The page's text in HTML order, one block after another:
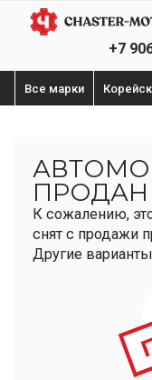
+7
Все марки
ПРОДАН
К сожалению,
снят с продажи
Другие